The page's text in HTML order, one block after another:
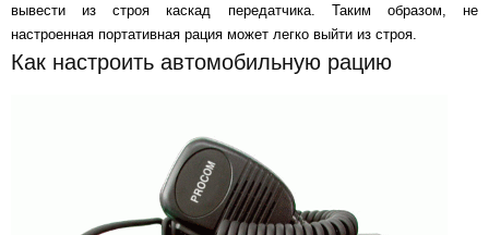
вывести из строя каскад передатчика. Таким образом, не
настроенная портативная рация может легко выйти из строя.
Как настроить автомобильную рацию